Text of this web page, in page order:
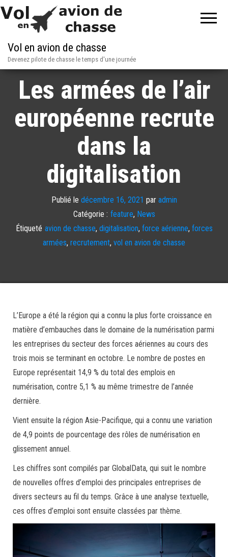
Vol en avion de chasse
Devenez pilote de chasse le temps d'une journée
Les armées de l’air
européenne recrute
dans la
digitalisation
Publié le décembre 16, 2021 par admin
Catégorie : feature, News
Étiqueté avion de chasse, digitalisation, force aérienne, forces
armées, recrutement, vol en avion de chasse
L’Europe a été la région qui a connu la plus forte croissance en
matière d’embauches dans le domaine de la numérisation parmi
les entreprises du secteur des forces aériennes au cours des
trois mois se terminant en octobre. Le nombre de postes en
Europe représentait 14,9 % du total des emplois en
numérisation, contre 5,1 % au même trimestre de l’année
dernière.
Vient ensuite la région Asie-Pacifique, qui a connu une variation
de 4,9 points de pourcentage des rôles de numérisation en
glissement annuel.
Les chiffres sont compilés par GlobalData, qui suit le nombre
de nouvelles offres d’emploi des principales entreprises de
divers secteurs au fil du temps. Grâce à une analyse textuelle,
ces offres d’emploi sont ensuite classées par thème.